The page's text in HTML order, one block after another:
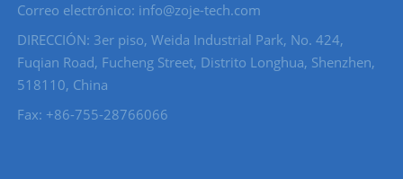
Correo electrónico: info@zoje-tech.com
DIRECCIÓN: 3er piso, Weida Industrial Park, No. 424,
Fuqian Road, Fucheng Street, Distrito Longhua, Shenzhen,
518110, China
Fax: +86-755-28766066